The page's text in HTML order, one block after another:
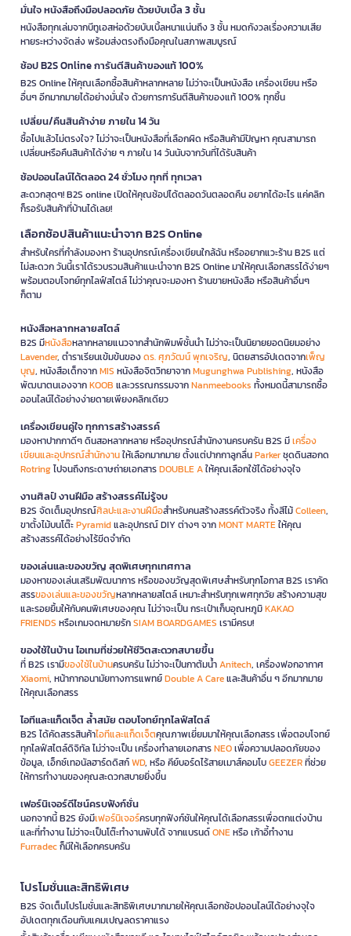
มั่นใจ หนังสือถึงมือปลอดภัย ด้วยบับเบิ้ล 3 ชั้น
หนังสือทุกเล่มจากบีทูเอสห่อด้วยบับเบิ้ลหนาแน่นถึง 3 ชั้น หมดกังวลเรื่องความเสีย
หายระหว่างจัดส่ง พร้อมส่งตรงถึงมือคุณในสภาพสมบูรณ์
ช้อป B2S Online การันตีสินค้าของแท้ 100%
B2S Online ให้คุณเลือกซื้อสินค้าหลากหลาย ไม่ว่าจะเป็นหนังสือ เครื่องเขียน หรือ
อื่นๆ อีกมากมายได้อย่างมั่นใจ ด้วยการการันตีสินค้าของแท้ 100% ทุกชิ้น
เปลี่ยน/คืนสินค้าง่าย ภายใน 14 วัน
ซื้อไปแล้วไม่ตรงใจ? ไม่ว่าจะเป็นหนังสือที่เลือกผิด หรือสินค้ามีปัญหา คุณสามารถ
เปลี่ยนหรือคืนสินค้าได้ง่าย ๆ ภายใน 14 วันนับจากวันที่ได้รับสินค้า
ช้อปออนไลน์ได้ตลอด 24 ชั่วโมง ทุกที่ ทุกเวลา
สะดวกสุดๆ! B2S online เปิดให้คุณช้อปได้ตลอดวันตลอดคืน อยากได้อะไร แค่คลิก
ก็รอรับสินค้าที่บ้านได้เลย!
เลือกช้อปสินค้าแนะนำจาก B2S Online
สำหรับใครที่กำลังมองหา ร้านอุปกรณ์เครื่องเขียนใกล้ฉัน หรืออยากแวะร้าน B2S แต่
ไม่สะดวก วันนี้เราได้รวบรวมสินค้าแนะนำจาก B2S Online มาให้คุณเลือกสรรได้ง่ายๆ
พร้อมตอบโจทย์ทุกไลฟ์สไตล์ ไม่ว่าคุณจะมองหา ร้านขายหนังสือ หรือสินค้าอื่นๆ
ก็ตาม
หนังสือหลากหลายสไตล์
B2S มีหนังสือหลากหลายแนวจากสำนักพิมพ์ชั้นนำ ไม่ว่าจะเป็นนิยายยอดนิยมอย่าง
Lavender, ตำราเรียนเข้มข้นของดร. ศุภวัฒน์ พุกเจริญ, นิตยสารอัปเดตจากเพ็ญ
บุญ, หนังสือเด็กจากMIS หนังสือจิตวิทยาจากMugunghwa Publishing, หนังสือ
พัฒนาตนเองจากKOOB และวรรณกรรมจากNanmeebooks ทั้งหมดนี้สามารถซื้อ
ออนไลน์ได้อย่างง่ายดายเพียงคลิกเดียว
เครื่องเขียนคู่ใจ ทุกการสร้างสรรค์
มองหาปากกาดีๆ ดินสอหลากหลาย หรืออุปกรณ์สำนักงานครบครัน B2S มีเครื่อง
เขียนและอุปกรณ์สำนักงานให้เลือกมากมาย ตั้งแต่ปากกาลูกลื่นParkerชุดดินสอกด
Rotringไปจนถึงกระดาษถ่ายเอกสารDOUBLE Aให้คุณเลือกใช้ได้อย่างจุใจ
งานศิลป์ งานฝีมือ สร้างสรรค์ไม่รู้จบ
B2S จัดเต็มอุปกรณ์ศิลปะและงานฝีมือสำหรับคนสร้างสรรค์ตัวจริง ทั้งสีไม้Colleen,
ขาตั้งไม้บนโต๊ะPyramidและอุปกรณ์ DIY ต่างๆ จากMONT MARTEให้คุณ
สร้างสรรค์ได้อย่างไร้ขีดจำกัด
ของเล่นและของขวัญ สุดพิเศษทุกเทศกาล
มองหาของเล่นเสริมพัฒนาการ หรือของขวัญสุดพิเศษสำหรับทุกโอกาส B2S เราคัด
สรรของเล่นและของขวัญหลากหลายสไตล์ เหมาะสำหรับทุกเพศทุกวัย สร้างความสุข
และรอยยิ้มให้กับคนพิเศษของคุณ ไม่ว่าจะเป็น กระเป๋าเก็บอุณหภูมิKAKAO
FRIENDS หรือเกมจดหมายรักSIAM BOARDGAMES เรามีครบ!
ของใช้ในบ้าน ไอเทมที่ช่วยให้ชีวิตสะดวกสบายขึ้น
ที่ B2S เรามีของใช้ในบ้านครบครัน ไม่ว่าจะเป็นกาต้มน้ำAnitech, เครื่องฟอกอากาศ
Xiaomi, หน้ากากอนามัยทางการแพทย์Double A Careและสินค้าอื่น ๆ อีกมากมาย
ให้คุณเลือกสรร
ไอทีและแก็ดเจ็ต ล้ำสมัย ตอบโจทย์ทุกไลฟ์สไตล์
B2S ได้คัดสรรสินค้าไอทีและแก็ดเจ็ตคุณภาพเยี่ยมมาให้คุณเลือกสรร เพื่อตอบโจทย์
ทุกไลฟ์สไตล์ดิจิทัล ไม่ว่าจะเป็น เครื่องทำลายเอกสารNEOเพื่อความปลอดภัยของ
ข้อมูล, เอ็กซ์เทอนัลฮาร์ดดิสก์WD, หรือ คีย์บอร์ดไร้สายเมาส์คอมโบGEEZERที่ช่วย
ให้การทำงานของคุณสะดวกสบายยิ่งขึ้น
เฟอร์นิเจอร์ดีไซน์ครบฟังก์ชั่น
นอกจากนี้ B2S ยังมีเฟอร์นิเจอร์ครบทุกฟังก์ชันให้คุณได้เลือกสรรเพื่อตกแต่งบ้าน
และที่ทำงาน ไม่ว่าจะเป็นโต๊ะทำงานพับได้ จากแบรนด์ONEหรือ เก้าอี้ทำงาน
Furradecก็มีให้เลือกครบครัน
โปรโมชั่นและสิทธิพิเศษ
B2S จัดเต็มโปรโมชั่นและสิทธิพิเศษมากมายให้คุณเลือกช้อปออนไลน์ได้อย่างจุใจ
อัปเดตทุกเดือนกับแคมเปญลดราคาแรง